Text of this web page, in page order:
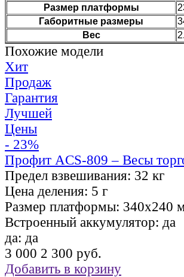
Размер платформы
Габоритные размеры
Вес
Похожие модели
Хит
Продаж
Гарантия
Лучшей
Цены
- 23%
Профит ACS-809 – Весы
Предел взвешивания: 32 кг
Цена деления: 5 г
Размер платформы: 340х240
Встроенный аккумулятор: да
да: да
3 000 2 300 руб.
Добавить в корзину